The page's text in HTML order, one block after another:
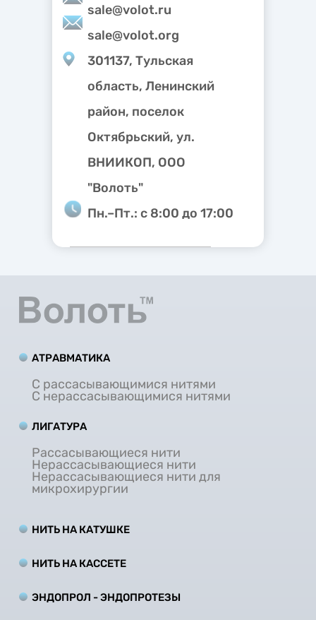
sale@volot.ru
sale@volot.org
301137, Тульская
область, Ленинский
район, поселок
Октябрьский, ул.
ВНИИКОП, ООО
"Волоть"
Пн.–Пт.: с 8:00 до 17:00
АТРАВМАТИКА
С рассасывающимися нитями
С нерассасывающимися нитями
ЛИГАТУРА
Рассасывающиеся нити
Нерассасывающиеся нити
Нерассасывающиеся нити для
микрохирургии
НИТЬ НА КАТУШКЕ
НИТЬ НА КАCCЕТЕ
ЭНДОПРОЛ - ЭНДОПРОТЕЗЫ